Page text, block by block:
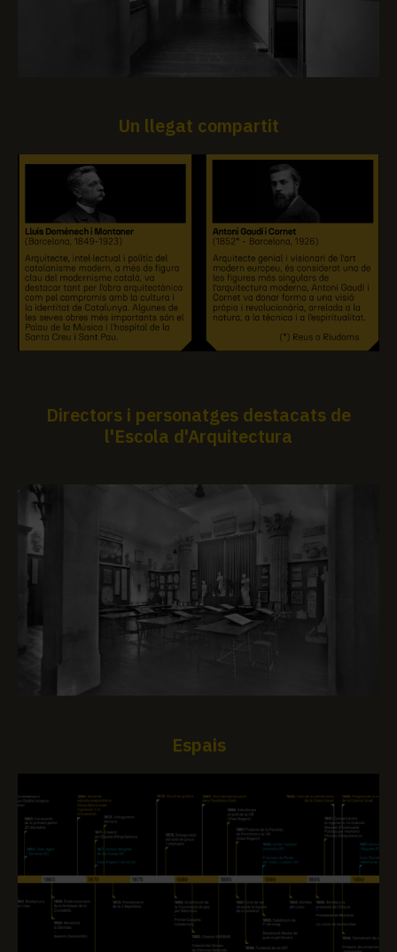
Un llegat compartit
Directors i personatges destacats de
l'Escola d'Arquitectura
Espais